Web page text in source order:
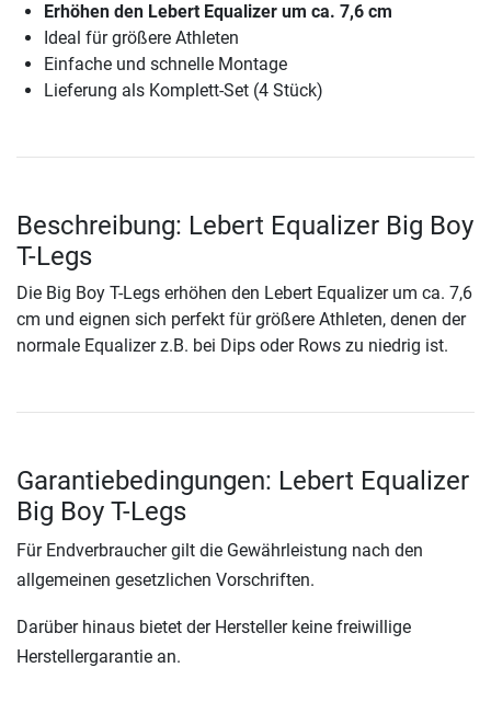
Erhöhen den Lebert Equalizer um ca. 7,6 cm
Ideal für größere Athleten
Einfache und schnelle Montage
Lieferung als Komplett-Set (4 Stück)
Beschreibung: Lebert Equalizer Big Boy
T-Legs
Die Big Boy T-Legs erhöhen den Lebert Equalizer um ca. 7,6
cm und eignen sich perfekt für größere Athleten, denen der
normale Equalizer z.B. bei Dips oder Rows zu niedrig ist.
Garantiebedingungen: Lebert Equalizer
Big Boy T-Legs
Für Endverbraucher gilt die Gewährleistung nach den
allgemeinen gesetzlichen Vorschriften.
Darüber hinaus bietet der Hersteller keine freiwillige
Herstellergarantie an.